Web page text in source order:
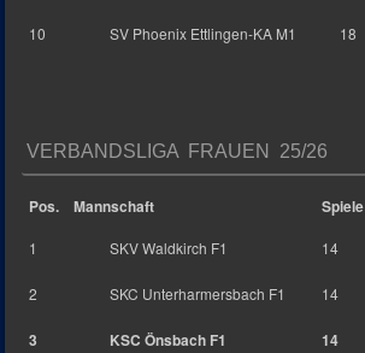
10 SV Phoenix Ettlingen-KA M1 18
VERBANDSLIGA FRAUEN 25/26
Pos. Mannschaft Spiele
1 SKV Waldkirch F1 14
2 SKC Unterharmersbach F1 14
3 KSC Önsbach F1 14